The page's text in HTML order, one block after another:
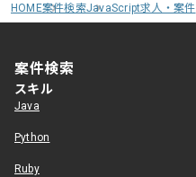
HOME案件検索JavaScript求人・案件
案件検索
スキル
Java
Python
Ruby